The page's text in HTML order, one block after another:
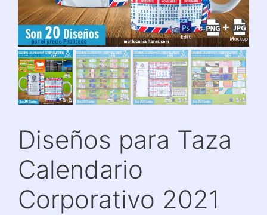
Diseños para Taza
Calendario
Corporativo 2021